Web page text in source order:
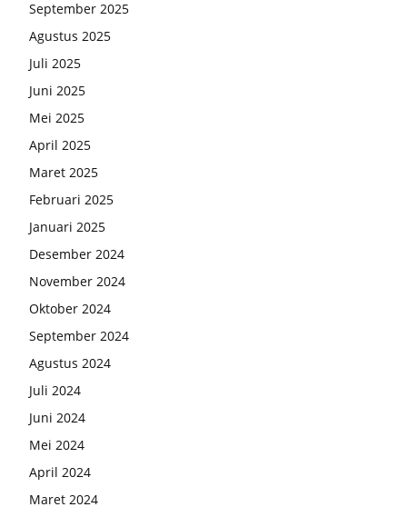
September 2025
Agustus 2025
Juli 2025
Juni 2025
Mei 2025
April 2025
Maret 2025
Februari 2025
Januari 2025
Desember 2024
November 2024
Oktober 2024
September 2024
Agustus 2024
Juli 2024
Juni 2024
Mei 2024
April 2024
Maret 2024